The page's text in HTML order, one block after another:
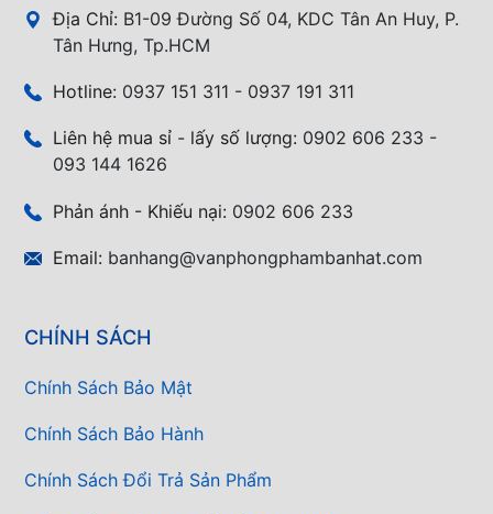
Địa Chỉ: B1-09 Đường Số 04, KDC Tân An Huy, P.
Tân Hưng, Tp.HCM
Hotline: 0937 151 311 - 0937 191 311
Liên hệ mua sỉ - lấy số lượng: 0902 606 233 -
093 144 1626
Phản ánh - Khiếu nại: 0902 606 233
Email: banhang@vanphongphambanhat.com
CHÍNH SÁCH
Chính Sách Bảo Mật
Chính Sách Bảo Hành
Chính Sách Đổi Trả Sản Phẩm